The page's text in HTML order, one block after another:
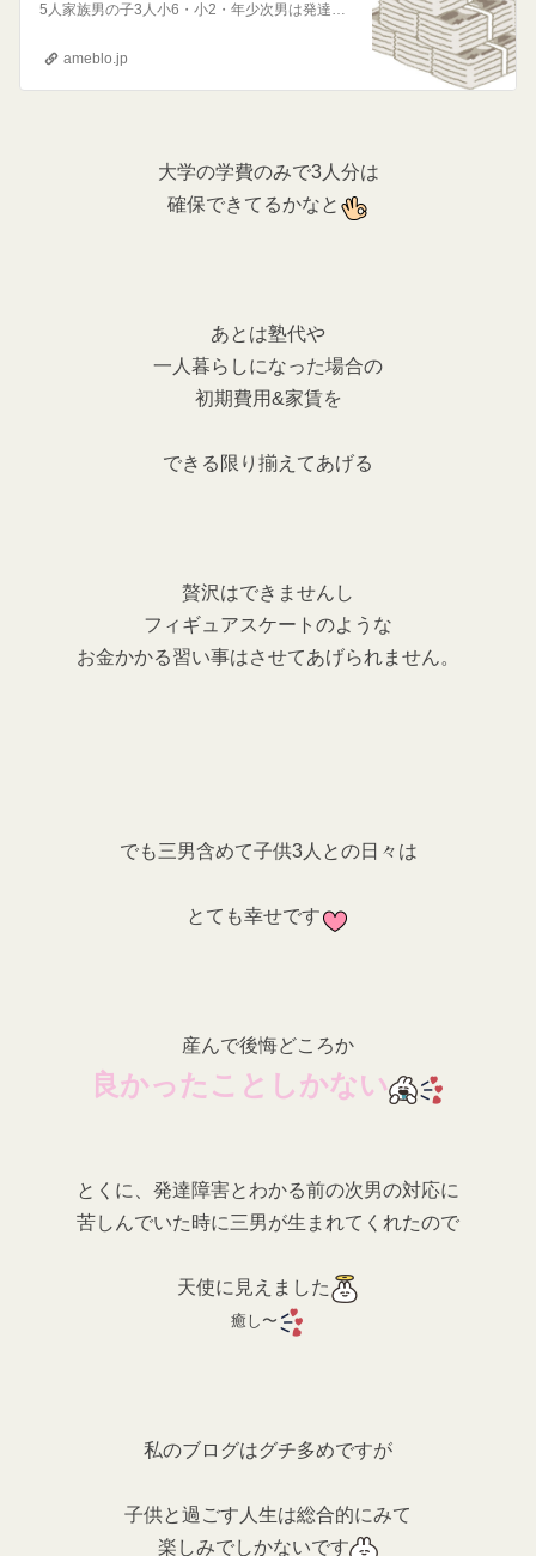
5人家族男の子3人小6・小2・年少次男は発達障害旦那はアスペルガー症候群2馬力で働き頑張って教育資金、老後資金のため、年間貯蓄160万目指します自己紹…
ameblo.jp
大学の学費のみで3人分は
確保できてるかなと
あとは塾代や
一人暮らしになった場合の
初期費用&家賃を
できる限り揃えてあげる
贅沢はできませんし
フィギュアスケートのような
お金かかる習い事はさせてあげられません。
でも三男含めて子供3人との日々は
とても幸せです
産んで後悔どころか
良かったことしかない
とくに、発達障害とわかる前の次男の対応に
苦しんでいた時に三男が生まれてくれたので
天使に見えました
癒し〜
私のブログはグチ多めですが
子供と過ごす人生は総合的にみて
楽しみでしかないです